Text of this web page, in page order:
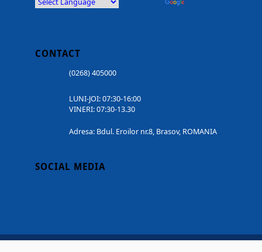
CONTACT
(0268) 405000
LUNI-JOI: 07:30-16:00
VINERI: 07:30-13.30
Adresa: Bdul. Eroilor nr.8, Brasov, ROMANIA
SOCIAL MEDIA